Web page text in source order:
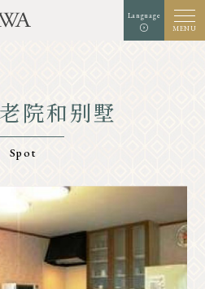
Language
MENU
色 字符大小
美食家
经验和艺术
院和别墅
Spot